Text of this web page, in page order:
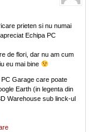
prieten si nu numai
Echipa PC
de flori, dar nu am cum
eu mai bine
Garage care poate
Earth (in legenta din
Warehouse sub linck-ul